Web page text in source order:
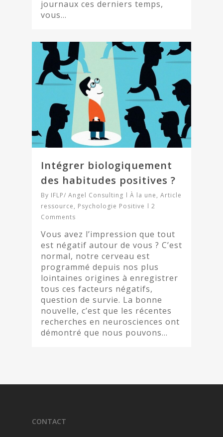
journaux ces derniers temps,
vous…
Intégrer biologiquement
des habitudes positives ?
By IFLP/ Angel Consulting À la une, Article
ressource, Psychologie Positive
2
Comments
Vous avez l’impression que tout
est négatif autour de vous ? C’est
normal, notre cerveau est
programmé depuis nos plus
lointaines origines à enregistrer
tous ces facteurs négatifs,
question de survie. La bonne
nouvelle, c’est que les récentes
recherches en neurosciences ont
démontré que nous pouvons…
CONTACT